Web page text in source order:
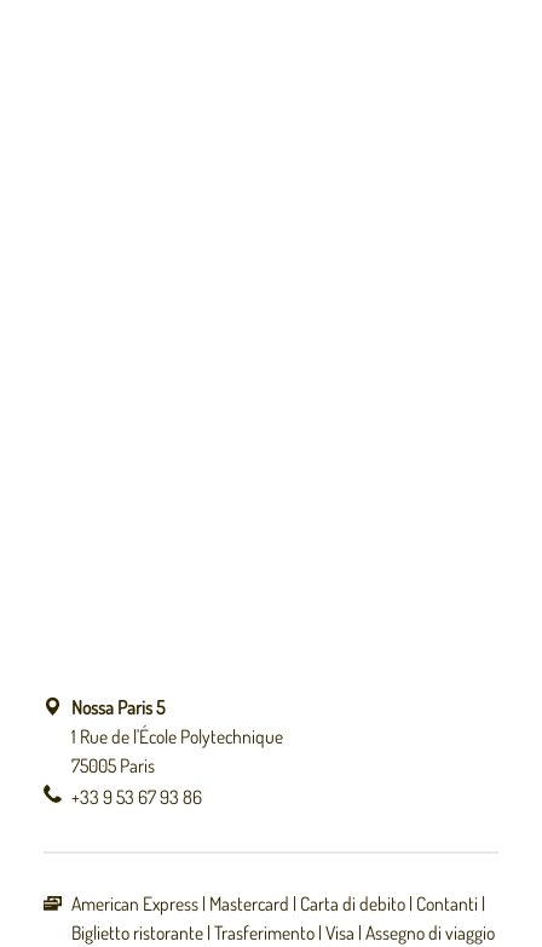
Nossa Paris 5
1 Rue de l'École Polytechnique
75005 Paris
+33 9 53 67 93 86
American Express Mastercard Carta di debito Contanti
Biglietto ristorante Trasferimento Visa Assegno di viaggio